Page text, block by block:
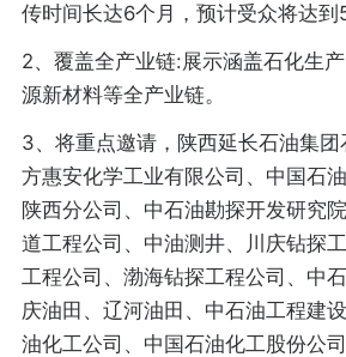
传时间长达6个月，预计受众将达到
2、覆盖全产业链:展示涵盖石化生
源新材料等全产业链。
3、将重点邀请，陕西延长石油集
方惠安化学工业有限公司、中国石
陕西分公司、中石油勘探开发研究
道工程公司、中油测井、川庆钻探
工程公司、渤海钻探工程公司、中
庆油田、辽河油田、中石油工程建
油化工公司、中国石油化工股份公